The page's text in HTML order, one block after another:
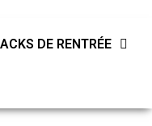
DE RENTRÉE